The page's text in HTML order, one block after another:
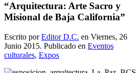
“Arquitectura: Arte Sacro y
Misional de Baja California”
Escrito porEditor D.C. en Viernes, 26
Junio 2015. Publicado en Eventos
culturales, Expos